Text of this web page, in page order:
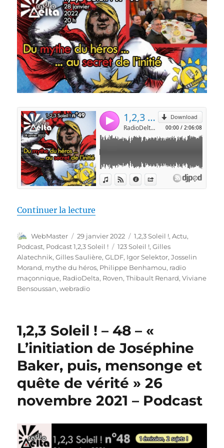
Continuer la lecture
Auteur
WebMaster
Publié
le
29 janvier 2022 Catégories
1,2,3 Soleil !,Actu,
Podcast, Podcast 1,2,3 Soleil ! Étiquettes
123 Soleil !,Gilles
Alatechnik,Gilles Saulière,GLDF, Igor Selektor,Josselin
Morand, mythe du héros, Philippe Benhamou, radio
maçonnique, RadioDelta, Roven,Thibault Renard,Viviane
Bensoussan,webradio
1,2,3 Soleil ! – 48 – «
L’initiation de Joséphine
Baker, puis, mensonge et
quête de vérité » 26
novembre 2021 – Podcast